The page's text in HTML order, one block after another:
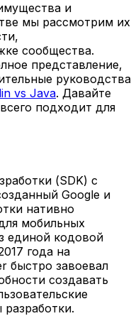
и
мы рассмотрим их
сообщества.
представление,
руководства
vs Java. Давайте
подходит для
(SDK) с
Google и
нативно
мобильных
единой кодовой
года на
быстро завоевал
создавать